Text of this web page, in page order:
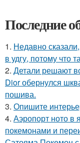
Последние
1. Недавно
в удгу, потому что
2. Детали решают
Dior обернулся
пошива.
3. Опишите
4. Аэропорт ното в
покемонами и